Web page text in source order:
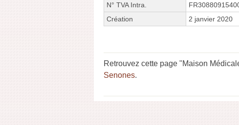
N° TVA Intra.
Création
2 janvier 2020
Retrouvez cette page "Maison
Senones.